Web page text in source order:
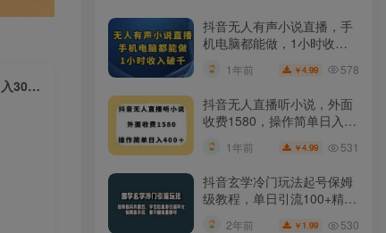
（9852期）最新百家号平台玩法，搬运美女视频100%过原创大揭秘，轻松日入3000+（可…
抖音无人有声小说直播，手
机电脑都能做，1小时收入
1年前 ￥4.99 578
抖音无人直播听小说，外面
收费1580，操作简单日入
400+【揭秘】
1年前 ￥4.99 531
抖音玄学冷门玩法起号保姆
级教程，单日引流100+精准
玄学粉
2年前 ￥ 1.99 530